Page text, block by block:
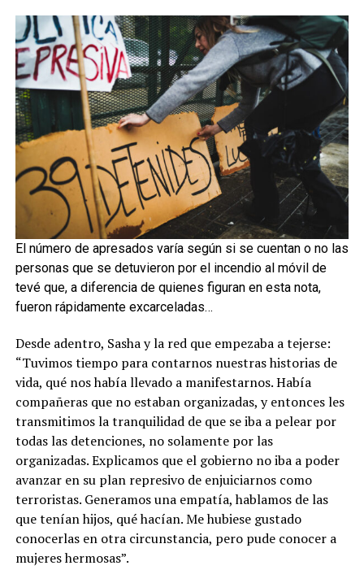
El número de apresados varía según si se cuentan o no las
personas que se detuvieron por el incendio al móvil de
tevé que, a diferencia de quienes figuran en esta nota,
fueron rápidamente excarceladas…
Desde adentro, Sasha y la red que empezaba a tejerse:
“Tuvimos tiempo para contarnos nuestras historias de
vida, qué nos había llevado a manifestarnos. Había
compañeras que no estaban organizadas, y entonces les
transmitimos la tranquilidad de que se iba a pelear por
todas las detenciones, no solamente por las
organizadas. Explicamos que el gobierno no iba a poder
avanzar en su plan represivo de enjuiciarnos como
terroristas. Generamos una empatía, hablamos de las
que tenían hijos, qué hacían. Me hubiese gustado
conocerlas en otra circunstancia, pero pude conocer a
mujeres hermosas”.